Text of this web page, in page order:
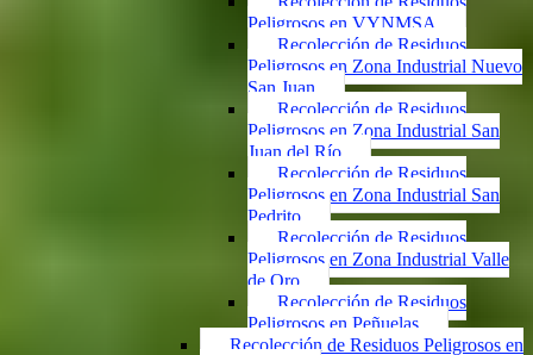
Peligrosos en VYNMSA
Recolección de Residuos
Peligrosos en Zona Industrial Nuevo
San Juan
Recolección de Residuos
Peligrosos en Zona Industrial San
Juan del Río
Recolección de Residuos
Peligrosos en Zona Industrial San
Pedrito
Recolección de Residuos
Peligrosos en Zona Industrial Valle
de Oro
Recolección de Residuos
Peligrosos en Peñuelas
Recolección de Residuos Peligrosos en